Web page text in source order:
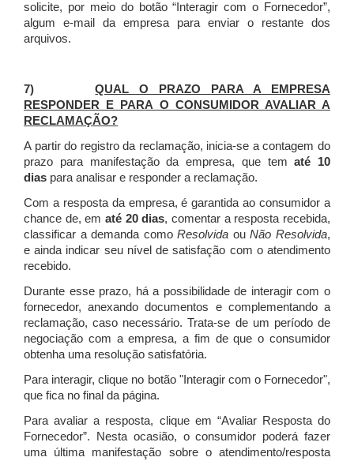
solicite, por meio do botão “Interagir com o Fornecedor”,
algum e-mail da empresa para enviar o restante dos
arquivos.
7)QUAL O PRAZO PARA A EMPRESA
RESPONDER E PARA O CONSUMIDOR AVALIAR A
RECLAMAÇÃO?
A partir do registro da reclamação, inicia-se a contagem do
prazo para manifestação da empresa, que tematé 10
dias para analisar e responder a reclamação.
Com a resposta da empresa, é garantida ao consumidor a
chance de, em até 20 dias, comentar a resposta recebida,
classificar a demanda comoResolvida ouNão Resolvida,
e ainda indicar seu nível de satisfação com o atendimento
recebido.
Durante esse prazo, há a possibilidade de interagir com o
fornecedor, anexando documentos e complementando a
reclamação, caso necessário.Trata-se de um período de
negociação com a empresa, a fim de que o consumidor
obtenha uma resolução satisfatória.
Para interagir, clique no botão "Interagir com o Fornecedor",
que fica no final da página.
Para avaliar a resposta, clique em “Avaliar Resposta do
Fornecedor”. Nesta ocasião, o consumidor poderá fazer
uma última manifestação sobre o atendimento/resposta